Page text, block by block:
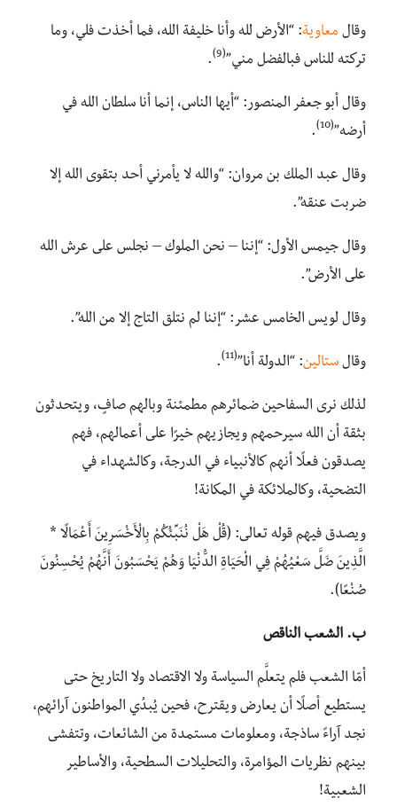
وقال معاوية: “الأرض لله وأنا خليفة الله، فما أخذت فلي، وما
تركته للناس فبالفضل مني”(9)
.
وقال أبو جعفر المنصور: “أيها الناس، إنما أنا سلطان الله في
أرضه”(10)
.
وقال عبد الملك بن مروان: “والله لا يأمرني أحد بتقوى الله إلا
ضربت عنقه”.
وقال جيمس الأول: “إننا – نحن الملوك – نجلس على عرش الله
على الأرض”.
وقال لويس الخامس عشر: “إننا لم نتلق التاج إلا من الله”.
وقال ستالين: “الدولة أنا”(11)
.
لذلك نرى السفاحين ضمائرهم مطمئنة وبالهم صافٍ، ويتحدثون
بثقة أن الله سيرحمهم ويجازيهم خيرًا على أعمالهم، فهم
يصدقون فعلًا أنهم كالأنبياء في الدرجة، وكالشهداء في
التضحية، وكالملائكة في المكانة!
ويصدق فيهم قوله تعالى: (قُلْ هَلْ نُنَبِّئُكُمْ بِالْأَخْسَرِينَ أَعْمَالًا *
الَّذِينَ ضَلَّ سَعْيُهُمْ فِي الْحَيَاةِ الدُّنْيَا وَهُمْ يَحْسَبُونَ أَنَّهُمْ يُحْسِنُونَ
صُنْعًا).
ب. الشعب الناقص
أمّا الشعب فلم يتعلَّم السياسة ولا الاقتصاد ولا التاريخ حتى
يستطيع أصلًا أن يعارض ويقترح، فحين يُبدُي المواطنون آرائهم،
نجد آراءً ساذجة، ومعلومات مستمدة من الشائعات، وتتفشى
بينهم نظريات المؤامرة، والتحليلات السطحية، والأساطير
الشعبية!